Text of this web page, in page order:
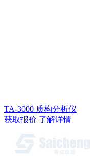
TA-3000 质构分析仪
获取报价 了解详情